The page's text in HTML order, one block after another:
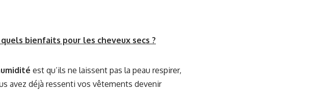
bienfaits pour les cheveux secs ?
est qu’ils ne laissent pas la peau respirer,
avez déjà ressenti vos vêtements devenir